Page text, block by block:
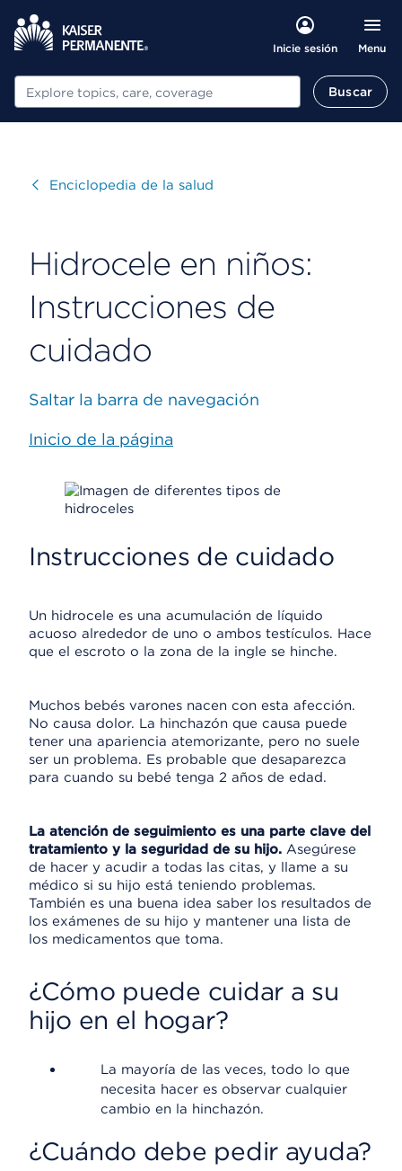
Inicie sesión Menu
Buscar Buscar
Visitar
Enciclopedia de la salud
Hidrocele en niños:
Instrucciones de
cuidado
Saltar la barra de navegación
Inicio de la página
Instrucciones de cuidado
Un hidrocele es una acumulación de líquido
acuoso alrededor de uno o ambos testículos. Hace
que el escroto o la zona de la ingle se hinche.
Muchos bebés varones nacen con esta afección.
No causa dolor. La hinchazón que causa puede
tener una apariencia atemorizante, pero no suele
ser un problema. Es probable que desaparezca
para cuando su bebé tenga 2 años de edad.
La atención de seguimiento es una parte clave del
tratamiento y la seguridad de su hijo. Asegúrese
de hacer y acudir a todas las citas, y llame a su
médico si su hijo está teniendo problemas.
También es una buena idea saber los resultados de
los exámenes de su hijo y mantener una lista de
los medicamentos que toma.
¿Cómo puede cuidar a su
hijo en el hogar?
La mayoría de las veces, todo lo que
necesita hacer es observar cualquier
cambio en la hinchazón.
¿Cuándo debe pedir ayuda?